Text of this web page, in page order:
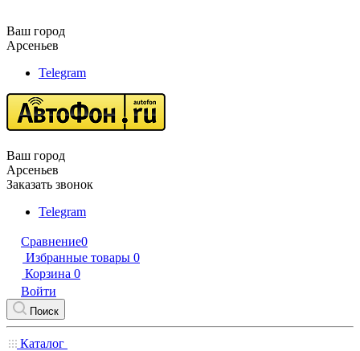
Ваш город
Арсеньев
Telegram
Ваш город
Арсеньев
Заказать звонок
Telegram
Сравнение0
Избранные товары 0
Корзина 0
Войти
Поиск
Каталог